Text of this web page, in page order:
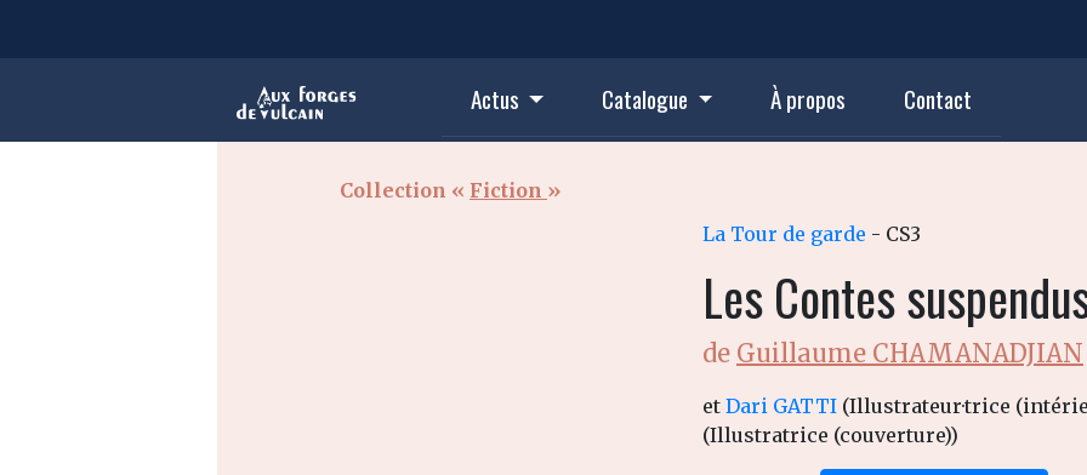
Actus Catalogue À propos Contact
Collection « Fiction »
La Tour de garde - CS3
Les Contes
de Guillaume CHAMANADJIAN
et Dari GATTI (Illustrateur·trice
(Illustratrice (couverture))